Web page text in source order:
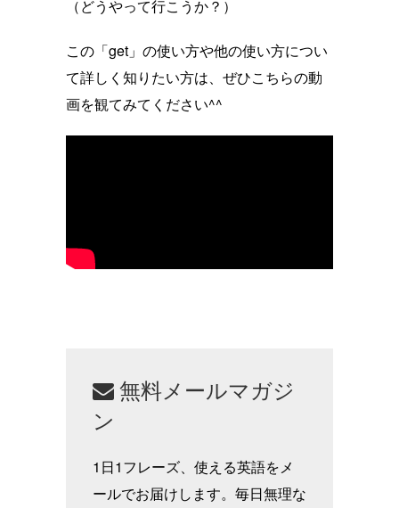
（どうやって行こうか？）
この「get」の使い方や他の使い方につい
て詳しく知りたい方は、ぜひこちらの動
画を観てみてください^^
無料メールマガジ
ン
1日1フレーズ、使える英語をメ
ールでお届けします。毎日無理な